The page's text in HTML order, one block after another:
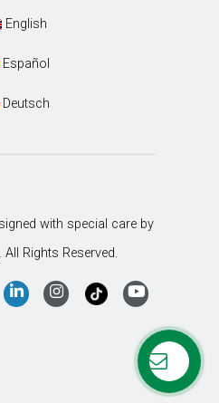
English
Español
Deutsch
with special care by
. All Rights Reserved.
oferi cea mai bună experiență pe
urile pe care le folosim sau
Contact
receptie